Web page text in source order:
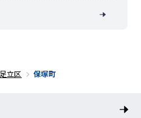
足立区 保塚町